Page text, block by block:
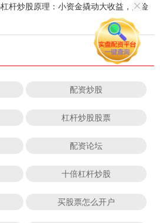
杆炒股原理：小资金撬动大收益，风险
配资炒股
杠杆炒股股票
配资论坛
十倍杠杆炒股
买股票怎么开户